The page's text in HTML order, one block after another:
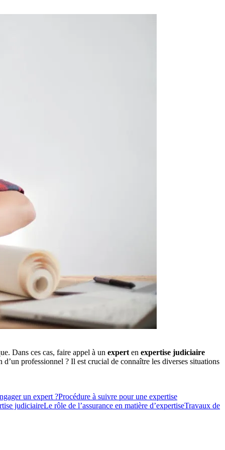
Dans ces cas, faire appel à un expert en expertise judiciaire
professionnel ? Il est crucial de connaître les diverses situations
un expert ?Procédure à suivre pour une expertise
judiciaireLe rôle de l’assurance en matière d’expertiseTravaux de